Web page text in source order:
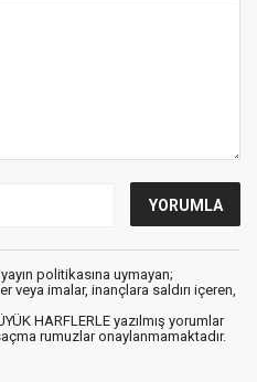
politikasına uymayan;
veya imalar, inançlara saldırı içeren,
HARFLERLE yazılmış yorumlar
rumuzlar onaylanmamaktadır.